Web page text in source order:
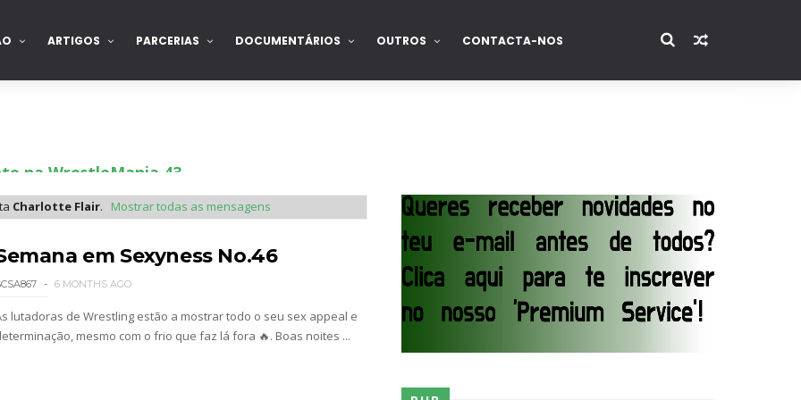
ARTIGOS PARCERIAS DOCUMENTÁRIOS OUTROS CONTACTA-NOS
na WrestleMania 43
Lynch e Liv Morgan no Raw
marca "Vice City" para Lola Vice
Charlotte Flair. Mostrar todas as mensagens
em Sexyness No.46
6 MONTHS AGO
lutadoras de Wrestling estão a mostrar todo o seu sex appeal e
mesmo com o frio que faz lá fora 🔥. Boas noites ...